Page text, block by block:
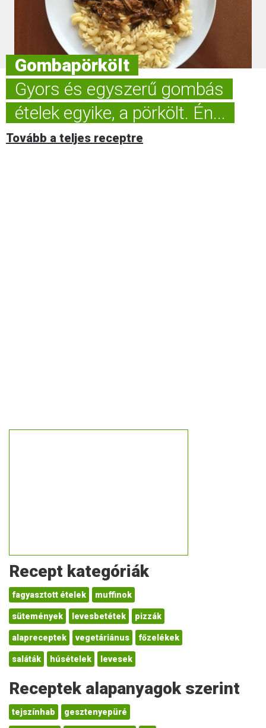
Gombapörkölt
Gyors és egyszerű gombás
ételek egyike, a pörkölt. Én...
Tovább a teljes receptre
Recept kategóriák
fagyasztott ételek muffinok
sütemények levesbetétek pizzák
alapreceptek vegetáriánus főzelékek
saláták húsételek levesek
Receptek alapanyagok szerint
tejszínhab gesztenyepüré